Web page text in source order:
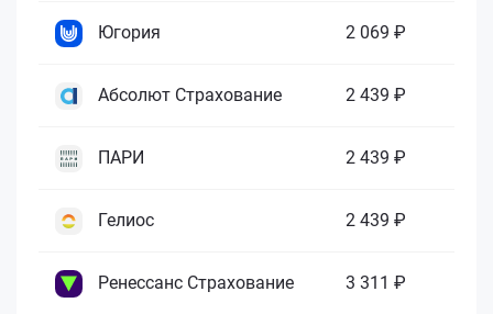
Югория 2 069 ₽
Абсолют Страхование 2 439 ₽
ПАРИ 2 439 ₽
Гелиос 2 439 ₽
Ренессанс Страхование 3 311 ₽